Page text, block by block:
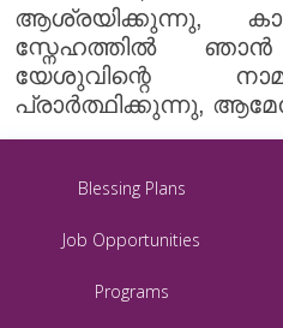
ആശ്രയിക്കുന്നു,
സ്നേഹത്തിൽ
യേശുവിന്റെ
പ്രാർത്ഥിക്കുന്നു,
Blessing Plans
Job Opportunities
Programs